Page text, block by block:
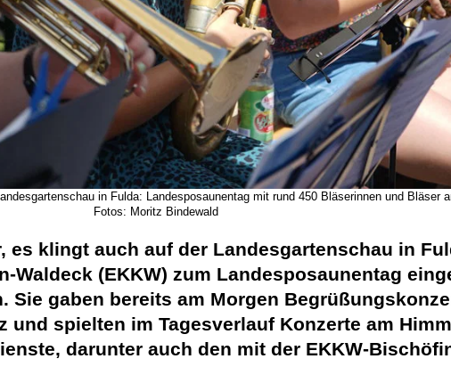
in Fulda: Landesposaunentag mit rund 450 Bläserinnen und Bläser
Fotos: Moritz Bindewald
es klingt auch auf der Landesgartenschau in
(EKKW) zum Landesposaunentag
Sie gaben bereits am Morgen
und spielten im Tagesverlauf Konzerte am
darunter auch den mit der EKKW-